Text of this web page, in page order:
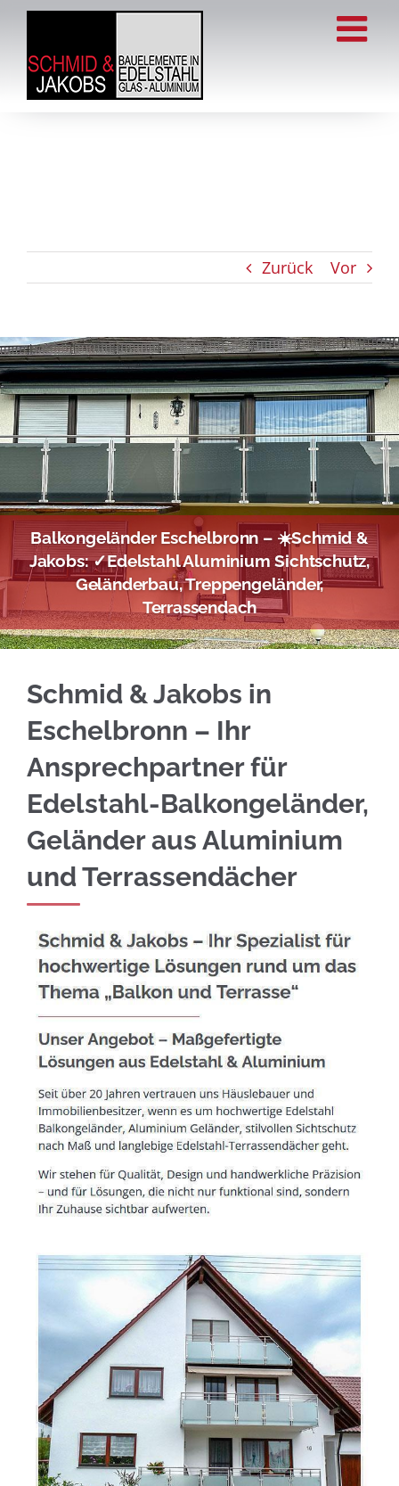
Zum
springen
Zurück Vor
Balkongeländer Eschelbronn – ☀️Schmid &
Jakobs: ✓Edelstahl Aluminium Sichtschutz,
Geländerbau, Treppengeländer,
Terrassendach
Schmid & Jakobs in
Eschelbronn – Ihr
Ansprechpartner für
Edelstahl-Balkongeländer,
Geländer aus Aluminium
und Terrassendächer